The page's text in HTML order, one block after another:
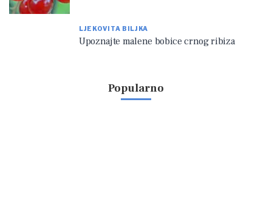
LJEKOVITA BILJKA
Upoznajte malene bobice crnog ribiza
Popularno